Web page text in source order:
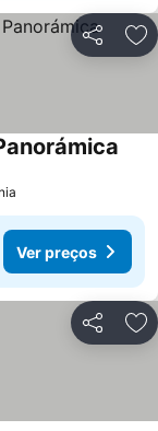
Partilhar
Ver preços
Partilhar